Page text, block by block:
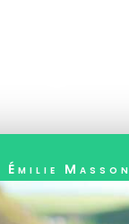
Émilie Masson